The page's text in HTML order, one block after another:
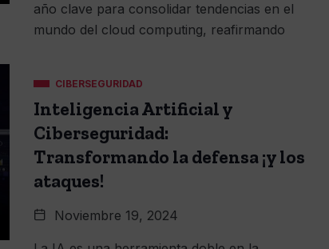
año clave para consolidar tendencias en el
mundo del cloud computing, reafirmando
CIBERSEGURIDAD
Inteligencia Artificial y
Ciberseguridad:
Transformando la defensa ¡y los
ataques!
Noviembre 19, 2024